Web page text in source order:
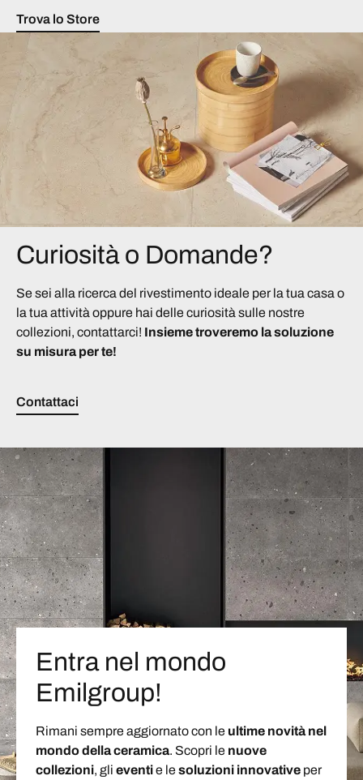
Trova lo Store
Curiosità o Domande?
Se sei alla ricerca del rivestimento ideale per la tua casa o
la tua attività oppure hai delle curiosità sulle nostre
collezioni, contattarci! Insieme troveremo la soluzione
su misura per te!
Contattaci
Entra nel mondo
Emilgroup!
Rimani sempre aggiornato con le ultime novità nel
mondo della ceramica. Scopri le nuove
collezioni, gli eventie lesoluzioni innovative per